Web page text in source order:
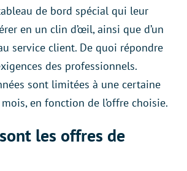
de bord spécial qui leur
en un clin d’œil, ainsi que d’un
service client. De quoi répondre
des professionnels.
sont limitées à une certaine
en fonction de l’offre choisie.
les offres de